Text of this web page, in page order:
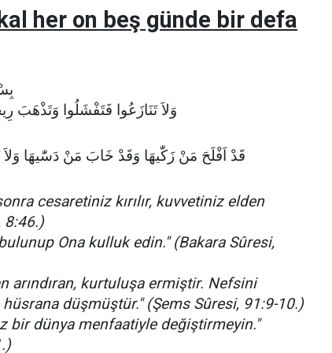
her on beş günde bir defa
وَلاَ تَنَازَعُوا فَتَفْشَلُوا وَتَذْهَبَ
قَدْ اَفْلَحَ مَنْ زَكّٰيهَا وَقَدْ خَابَ مَنْ دَسّٰيهَا وَلاَ
cesaretiniz kırılır, kuvvetiniz elden
8:46.)
Ona kulluk edin." (Bakara Sûresi,
arındıran, kurtuluşa ermiştir. Nefsini
düşmüştür." (Şems Sûresi, 91:9-10.)
bir dünya menfaatiyle değiştirmeyin."